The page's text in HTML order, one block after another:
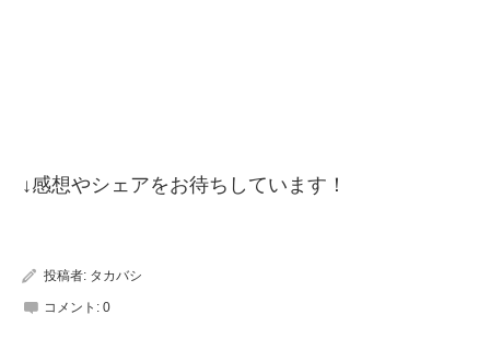
↓感想やシェアをお待ちしています！
投稿者: タカバシ
コメント: 0